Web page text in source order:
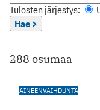
Tulosten järjestys:
Hae >
288 osumaa
AINEENVAIHDUNTA